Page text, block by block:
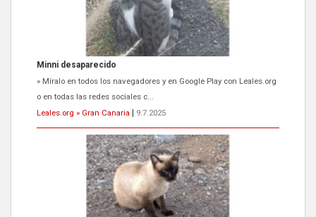
Minni desaparecido
» Míralo en todos los navegadores y en Google Play con Leales.org
o en todas las redes sociales c...
Leales.org » Gran Canaria
9.7.2025